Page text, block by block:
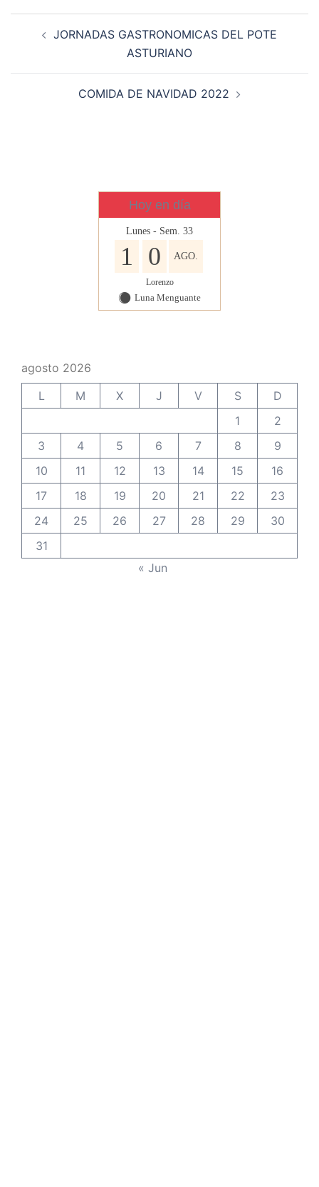
JORNADAS GASTRONOMICAS DEL POTE
ASTURIANO
COMIDA DE NAVIDAD 2022
Hoy en día
Lunes - Sem. 33
1 0 AGO.
Lorenzo
Y Luna Menguante
agosto 2026
L
M X J V S
D
1
2
3
4 5 6 7 8
9
10
11 12 13 14 15
16
17
18 19 20 21 22
23
24
25 26 27 28 29
30
31
« Jun